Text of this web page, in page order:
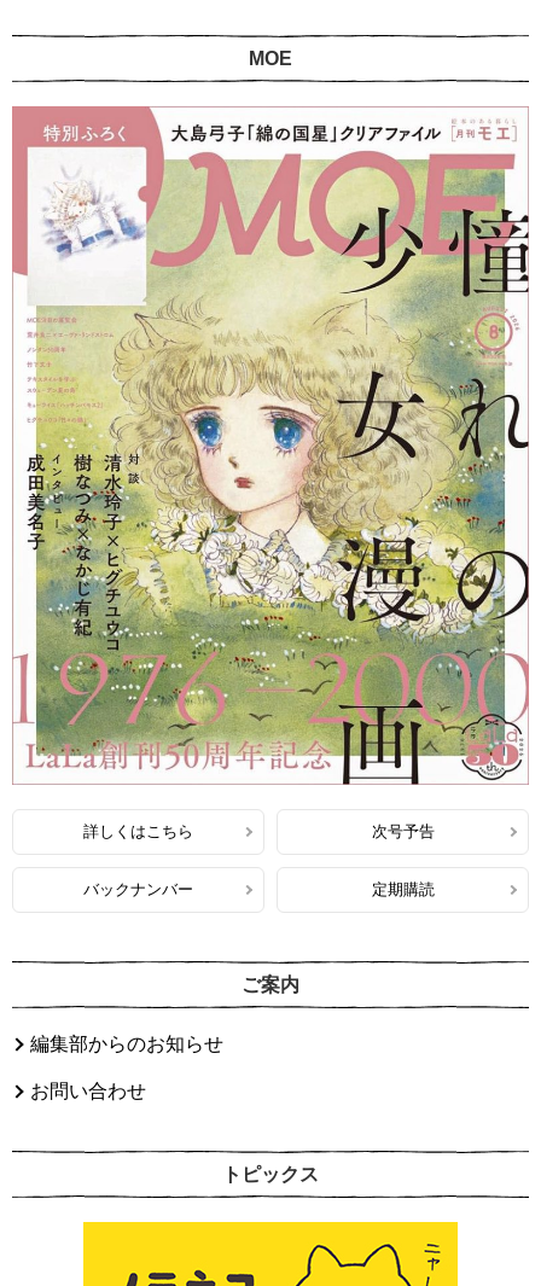
MOE
詳しくはこちら 次号予告
バックナンバー 定期購読
ご案内
編集部からのお知らせ
お問い合わせ
トピックス